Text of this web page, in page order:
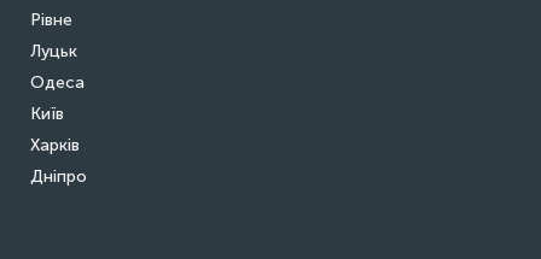
Рівне
Луцьк
Одеса
Київ
Харків
Дніпро